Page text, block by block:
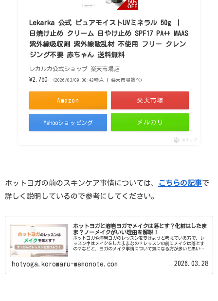
Lekarka 公式 ピュアモイストUVミネラル 50g ｜
日焼け止め クリーム 日やけ止め SPF17 PA++ MAAS
紫外線吸収剤 紫外線散乱材 不使用 フリー クレン
ジング不要 赤ちゃん 送料無料
レカルカ公式ショップ 楽天市場店
¥2,750
（2026/03/09 00:42時点 | 楽天市場調べ）
Amazon 楽天市場
Yahooショッピング メルカリ
ポチップ
ホットヨガの前のスキンケア事情については、 こちらの記事で
詳しく説明しているので参考にしてください。
ホットヨガと溶岩ヨガでメイクは落とす？化粧はしたま
ま？ノーメイクがいい理由を解説！
ホットヨガや溶岩ヨガのレッスンを受けようと考えている方で、レ
ッスン中はメイクをしたままなの？レッスンの前にメイクは落とす
の？などと、ヨガのメイク事情について気になる方が多いと思いま
hotyoga.koromaru-memonote.com 2026.03.28